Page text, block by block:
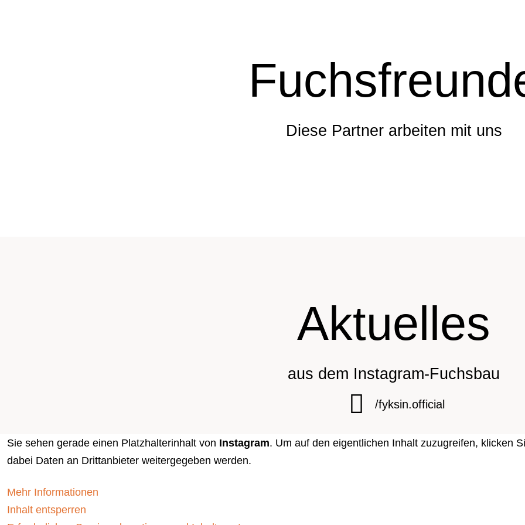
Diese Partner arbeiten mit uns
Aktuelles
aus dem Instagram-Fuchsbau
/fyksin.official
Sie sehen gerade einen Platzhalterinhalt von Instagram. Um auf den eigentlichen Inhalt zuzugreifen, klicken
dabei Daten an Drittanbieter weitergegeben werden.
Mehr Informationen
Inhalt entsperren